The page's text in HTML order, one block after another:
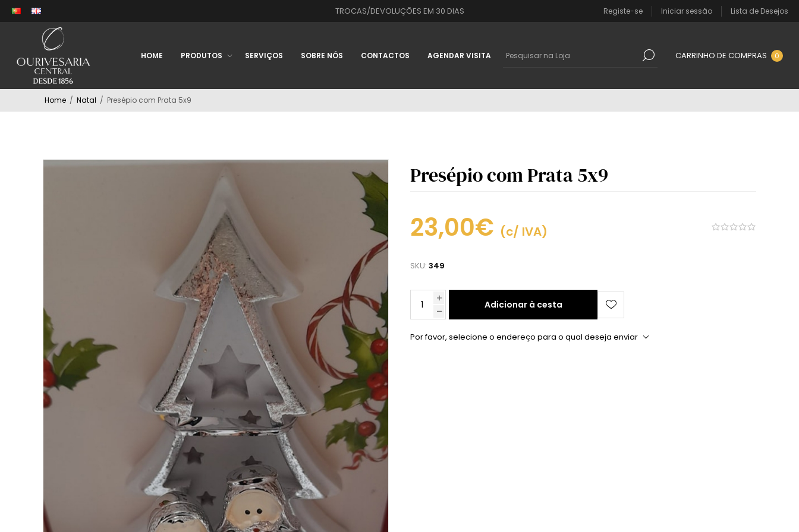
TROCAS/DEVOLUÇÕES EM 30 DIAS Registe-se Iniciar sessão Lista de Desejos
HOME PRODUTOS SERVIÇOS SOBRE NÓS CONTACTOS AGENDAR VISITA CARRINHO DE COMPRAS 0
Home / Natal / Presépio com Prata 5x9
Presépio com Prata 5x9
23,00€ (c/ IVA)
SKU: 349
Adicionar à cesta
Por favor, selecione o endereço para o qual deseja enviar